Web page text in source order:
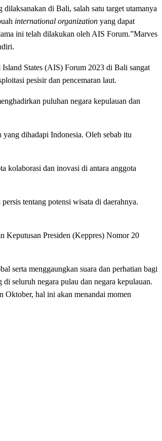
di Bali, salah satu target utamanya
international organization yang dapat
ini telah dilakukan oleh AIS Forum.”Marves
States (AIS) Forum 2023 di Bali sangat
pesisir dan pencemaran laut.
puluhan negara kepulauan dan
dihadapi Indonesia. Oleh sebab itu
kolaborasi dan inovasi di antara anggota
tentang potensi wisata di daerahnya.
Keputusan Presiden (Keppres) Nomor 20
serta menggaungkan suara dan perhatian bagi
seluruh negara pulau dan negara kepulauan.
Oktober, hal ini akan menandai momen